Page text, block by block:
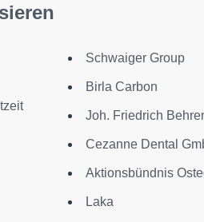
Schwaiger Group
Birla Carbon
Joh. Friedrich
Cezanne Dental
Aktionsbündnis
Laka